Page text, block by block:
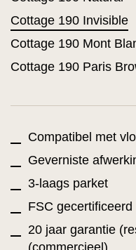
Cottage 190 Invisible
Cottage 190 Mont
Cottage 190 Paris
Compatibel met
Geverniste
3-laags parket
FSC gecertificeerd
20 jaar garantie
(commercieel)